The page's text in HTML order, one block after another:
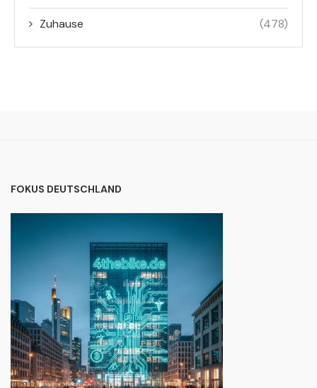
Zuhause (478)
FOKUS DEUTSCHLAND